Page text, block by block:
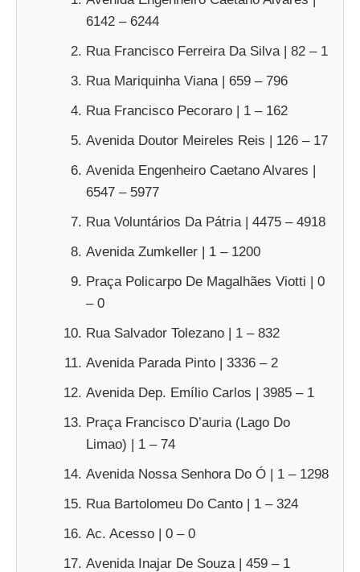
6142 – 6244
Rua Francisco Ferreira Da Silva | 82 – 1
Rua Mariquinha Viana | 659 – 796
Rua Francisco Pecoraro | 1 – 162
Avenida Doutor Meireles Reis | 126 – 17
Avenida Engenheiro Caetano Alvares |
6547 – 5977
Rua Voluntários Da Pátria | 4475 – 4918
Avenida Zumkeller | 1 – 1200
Praça Policarpo De Magalhães Viotti | 0
– 0
Rua Salvador Tolezano | 1 – 832
Avenida Parada Pinto | 3336 – 2
Avenida Dep. Emílio Carlos | 3985 – 1
Praça Francisco D’auria (Lago Do
Limao) | 1 – 74
Avenida Nossa Senhora Do Ó | 1 – 1298
Rua Bartolomeu Do Canto | 1 – 324
Ac. Acesso | 0 – 0
Avenida Inajar De Souza | 459 – 1